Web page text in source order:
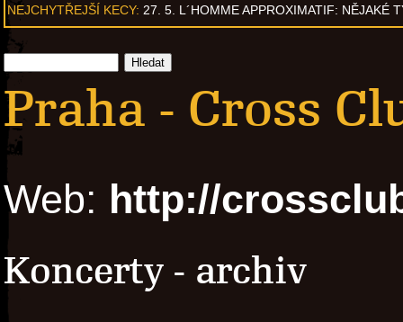
NEJCHYTŘEJŠÍ KECY: 27. 5. L´HOMME APPROXIMATIF: NĚJAKÉ
Praha - Cross
Web: http://
Koncerty - archiv